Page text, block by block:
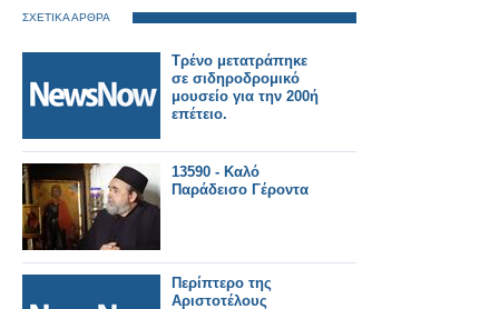
ΣΧΕΤΙΚΑ ΑΡΘΡΑ
Τρένο μετατράπηκε
σε σιδηροδρομικό
μουσείο για την 200ή
επέτειο.
13590 - Καλό
Παράδεισο Γέροντα
Περίπτερο της
Αριστοτέλους